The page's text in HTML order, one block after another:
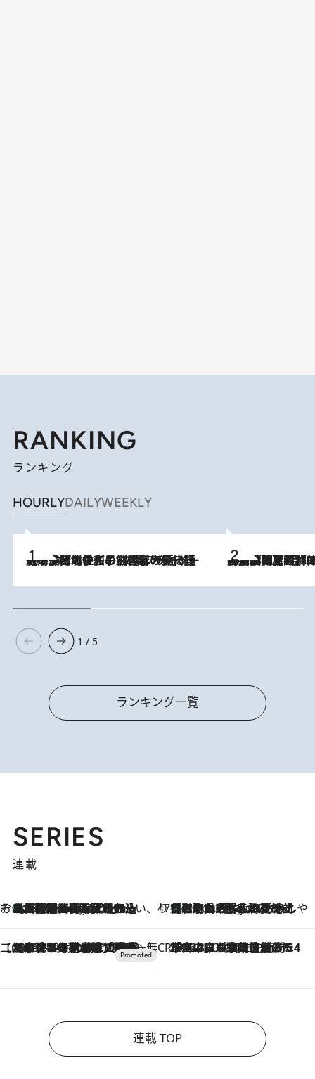
RANKING
ランキング
HOURLYDAILYWEEKLY
2026.8.3
《「文士の子ども被害者の会」発足！》阿川佐和子（72）が語る遠藤周作に北杜夫、劇作家・矢代静一の子どもたちの“文豪プライベート事件簿” 2026.8.8
「最後に見られてよかった」上野動物園の東園パンダ舎が解体前に特別公開。8月16日まで延長されたパネル展と共に辿る“半世紀”のパンダ飼育《解体工事の図面あり》
1 / 5
ランキング一覧
SERIES
連載
そおだよおこの関西おいしい、おやつ紀行3 Hours Ago
［大阪府箕面市］一皿一皿目の前で仕上げられる、料理を巧みに組み込んだアシェットデセールコース「ミチル アシェット デセール（Michiru assiette dessert）」 47都道府県の手みやげ ひんやりスイーツで夏を満喫
3 Hours Ago
【和歌山県】この夏絶対食べたい 冷やしておいしいおやつ3選 みかんがごろっと丸ごと入ったジュレ
【CREA×星野リゾート】唯一無二。癒しと発見が待つ場所へ
2026.8.7
【トンボの足水浴】ヒノキの香りに包まれて涼感マックス！約13℃の湧水かけ流しを避暑地「星野温泉 トンボの湯」で体験 CREA'S CHOICE
2026.8.7
「立川にも歌舞伎があるんだよ」 片岡仁左衛門・市川中車ら豪華座組みで4年目の立川立飛歌舞伎へ
連載 TOP